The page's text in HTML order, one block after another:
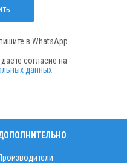
в WhatsApp
согласие на
данных